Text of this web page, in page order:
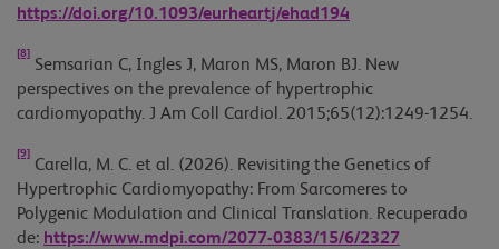
https://doi.org/10.1093/eurheartj/ehad194
[8]
Semsarian C, Ingles J, Maron MS, Maron BJ. New
perspectives on the prevalence of hypertrophic
cardiomyopathy. J Am Coll Cardiol. 2015;65(12):1249-1254.
[9]
Carella, M. C. et al. (2026). Revisiting the Genetics of
Hypertrophic Cardiomyopathy: From Sarcomeres to
Polygenic Modulation and Clinical Translation. Recuperado
de: https://www.mdpi.com/2077-0383/15/6/2327